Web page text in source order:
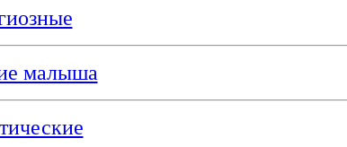
малыша